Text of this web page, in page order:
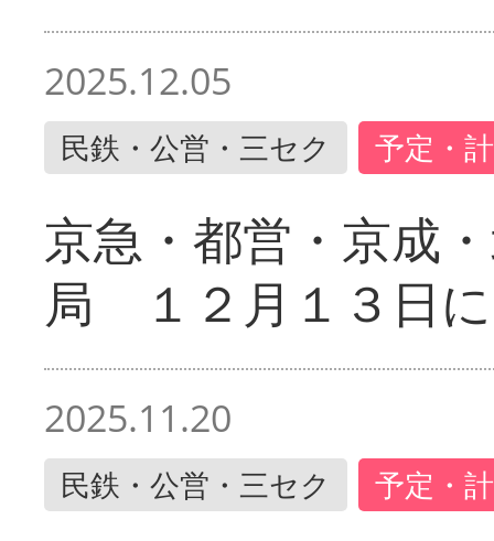
2025.12.05
民鉄・公営・三セク 予定・
京急・都営・京成
局 １２月１３日
2025.11.20
民鉄・公営・三セク 予定・